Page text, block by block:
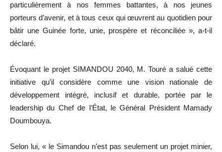
particulièrement à nos femmes battantes, à nos jeunes
porteurs d’avenir, et à tous ceux qui œuvrent au quotidien pour
bâtir une Guinée forte, unie, prospère et réconciliée », a-t-il
déclaré.
Évoquant le projet SIMANDOU 2040, M. Touré a salué cette
initiative qu’il considère comme une vision nationale de
développement intégré, inclusif et durable, portée par le
leadership du Chef de l’État, le Général Président Mamady
Doumbouya.
Selon lui, « le Simandou n’est pas seulement un projet minier,